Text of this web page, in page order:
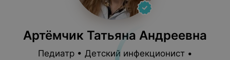
Артёмчик Татьяна Андреевна
Педиатр • Детский инфекционист •